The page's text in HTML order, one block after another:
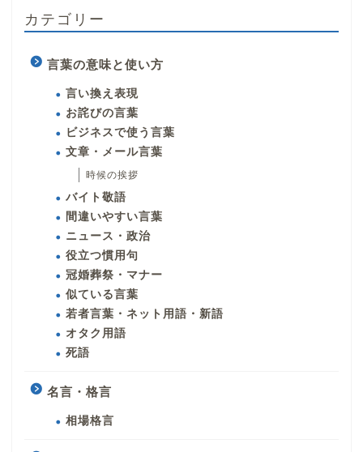
カテゴリー
言葉の意味と使い方
言い換え表現
お詫びの言葉
ビジネスで使う言葉
文章・メール言葉
時候の挨拶
バイト敬語
間違いやすい言葉
ニュース・政治
役立つ慣用句
冠婚葬祭・マナー
似ている言葉
若者言葉・ネット用語・新語
オタク用語
死語
名言・格言
相場格言